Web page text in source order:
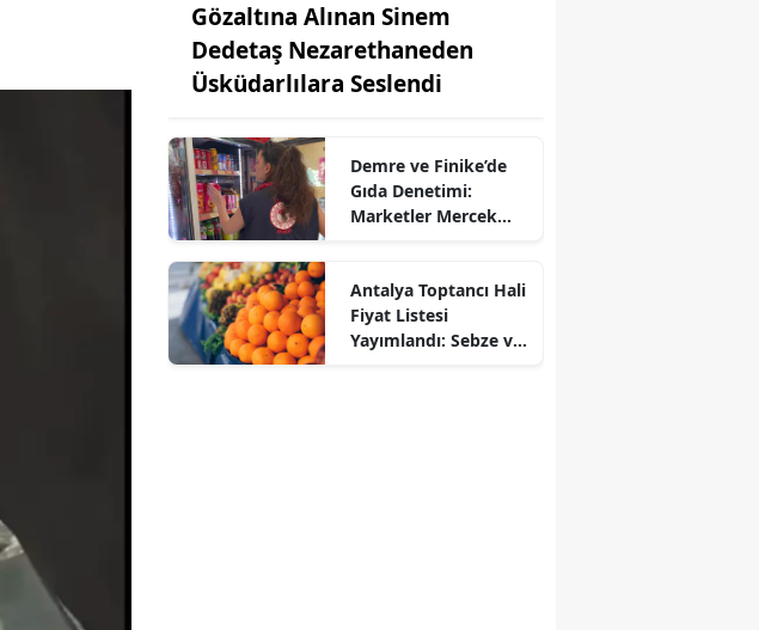
Gözaltına Alınan Sinem
Dedetaş Nezarethaneden
Üsküdarlılara Seslendi
Demre ve Finike’de
Gıda Denetimi:
Marketler Mercek
Antalya Toptancı Hali
Fiyat Listesi
Yayımlandı: Sebze ve